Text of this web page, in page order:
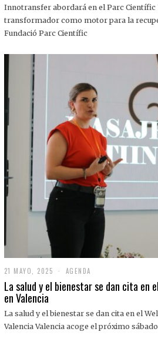
,
0
2
Innotransfer abordará en el Parc
transformador como motor para la
Fundació Parc Científic
21 MAYO, 2025
1
M
O
,
AGENDA
La salud y el bienestar se dan cita en
en Valencia
La salud y el bienestar se dan cita en el
Valencia Valencia acoge el próximo sábado